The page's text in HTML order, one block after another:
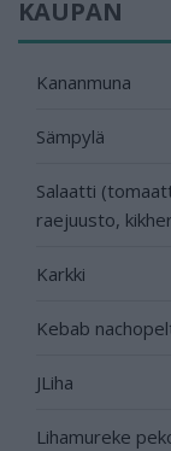
KAUPAN
Kananmuna
Sämpylä
Salaatti
raejuusto,
Karkki
Kebab
JLiha
Lihamureke